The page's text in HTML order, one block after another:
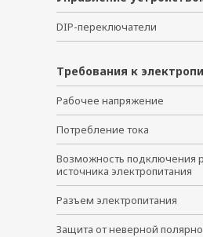
DIP-переключатели
Требования к
Рабочее напряжение
Потребление тока
Возможность подключения
источника электропитания
Разъем электропитания
Защита от неверной